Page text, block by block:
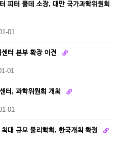
피터 풀데 소장, 대만 국가과학위원회
01
터 본부 확장 이전
01
터, 과학위원회 개최
01
대 규모 물리학회, 한국개최 확정